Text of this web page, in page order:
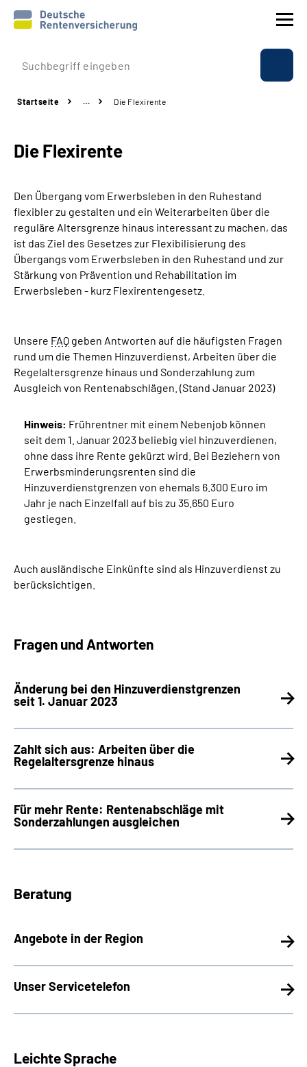
Prävention
Rente
Beratung & Kontakt
Experten
Über uns & Presse
Suche
Language
Leichte Sprache
Mein Kundenportal
Startseite … Die Flexirente
Die Flexirente
Den Übergang vom Erwerbsleben in den Ruhestand
flexibler zu gestalten und ein Weiterarbeiten über die
reguläre Altersgrenze hinaus interessant zu machen, das
ist das Ziel des Gesetzes zur Flexibilisierung des
Übergangs vom Erwerbsleben in den Ruhestand und zur
Stärkung von Prävention und Rehabilitation im
Erwerbsleben - kurz Flexirentengesetz.
Unsere FAQ geben Antworten auf die häufigsten Fragen
rund um die Themen Hinzuverdienst, Arbeiten über die
Regelaltersgrenze hinaus und Sonderzahlung zum
Ausgleich von Rentenabschlägen. (Stand Januar 2023)
Hinweis: Frührentner mit einem Nebenjob können
seit dem 1. Januar 2023 beliebig viel hinzuverdienen,
ohne dass ihre Rente gekürzt wird. Bei Beziehern von
Erwerbsminderungsrenten sind die
Hinzuverdienstgrenzen von ehemals 6.300 Euro im
Jahr je nach Einzelfall auf bis zu 35.650 Euro
gestiegen.
Auch ausländische Einkünfte sind als Hinzuverdienst zu
berücksichtigen.
Fragen und Antworten
Änderung bei den Hinzuverdienstgrenzen
seit 1. Januar 2023
Zahlt sich aus: Arbeiten über die
Regelaltersgrenze hinaus
Für mehr Rente: Rentenabschläge mit
Sonderzahlungen ausgleichen
Beratung
Angebote in der Region
Unser Servicetelefon
Leichte Sprache